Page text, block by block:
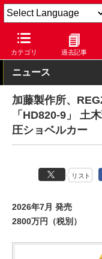
カテゴリ 過去記事
Car Watch 自動車
ニュース
加藤製作所、
「HD820-9」 土
圧ショベルカー
リスト
2026年7月 発売
2800万円（税別）